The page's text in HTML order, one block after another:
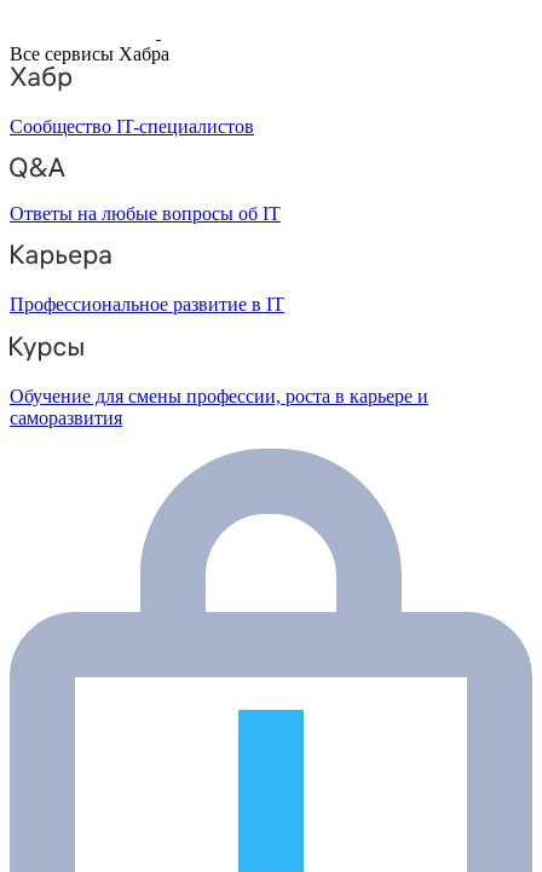
Все сервисы Хабра
Сообщество IT-специалистов
Ответы на любые вопросы об IT
Профессиональное развитие в IT
Обучение для смены профессии, роста в карьере и
саморазвития